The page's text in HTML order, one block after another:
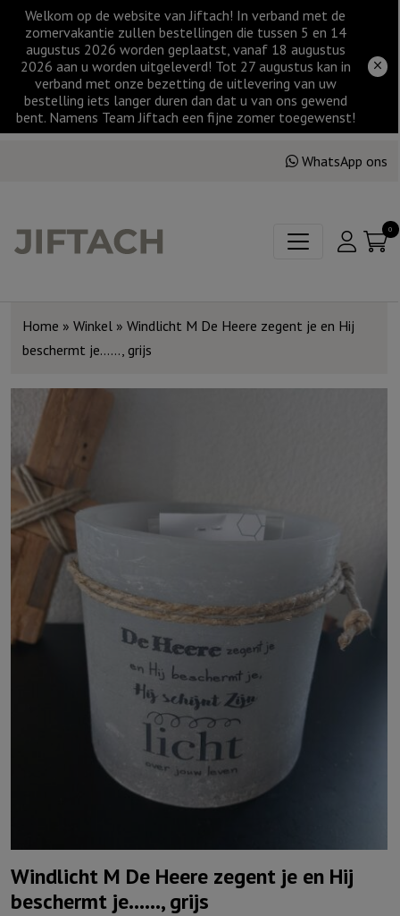
Welkom op de website van Jiftach! In verband met de
zomervakantie zullen bestellingen die tussen 5 en 14
augustus 2026 worden geplaatst, vanaf 18 augustus
2026 aan u worden uitgeleverd! Tot 27 augustus kan in
verband met onze bezetting de uitlevering van uw
bestelling iets langer duren dan dat u van ons gewend
bent. Namens Team Jiftach een fijne zomer toegewenst!
WhatsApp ons
0
Home » Winkel » Windlicht M De Heere zegent je en Hij
beschermt je……, grijs
Windlicht M De Heere zegent je en Hij
beschermt je……, grijs